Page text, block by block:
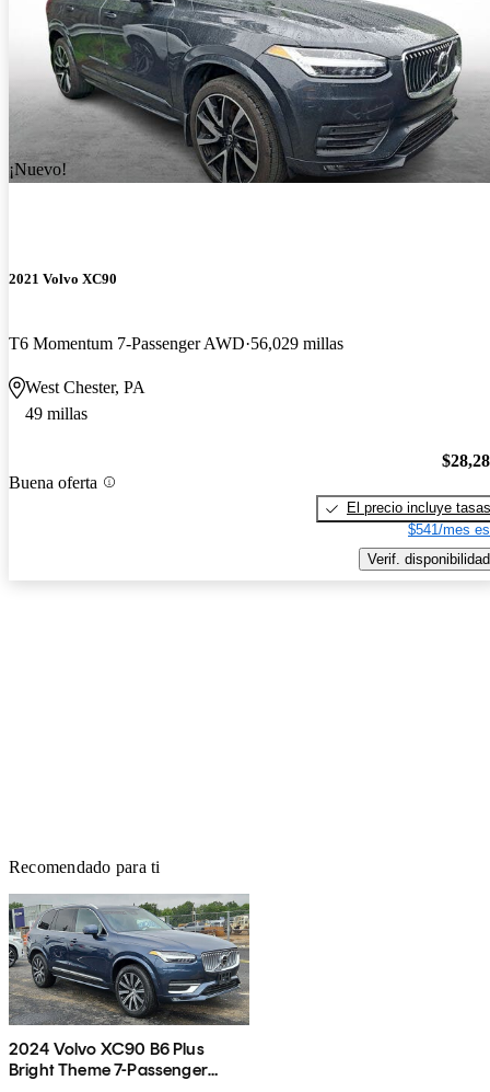
¡Nuevo!
2021 Volvo XC90
T6 Momentum 7-Passenger AWD 56,029 millas
West Chester, PA
49 millas
Buena oferta
El precio incluye tasas
$541/mes
Verif. disponibilidad
Recomendado para ti
2024 Volvo XC90 B6 Plus
Bright Theme 7-Passenger